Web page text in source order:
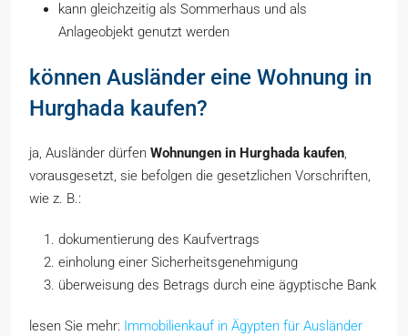
kann gleichzeitig als Sommerhaus und als
Anlageobjekt genutzt werden
können Ausländer eine Wohnung in
Hurghada kaufen?
ja, Ausländer dürfen Wohnungen in Hurghada kaufen,
vorausgesetzt, sie befolgen die gesetzlichen Vorschriften,
wie z. B.:
dokumentierung des Kaufvertrags
einholung einer Sicherheitsgenehmigung
überweisung des Betrags durch eine ägyptische Bank
lesen Sie mehr: Immobilienkauf in Ägypten für Ausländer